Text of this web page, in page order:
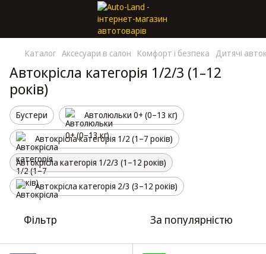
Каталог Аксесуари в салон Комфорт і безпека Дитячі
Автокрісла категорія 1/2/3 (1–12
років)
Бустери Автолюльки 0+ (0–13 кг)
Автокрісла категорія 1/2 (1–7 років)
Автокрісла категорія 1/2/3 (1–12 років)
Автокрісла категорія 2/3 (3–12 років)
Фільтр За популярністю